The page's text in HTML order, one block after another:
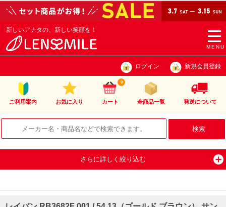
MENU
新しいアナタの、新しい笑顔を！
ログイン 新規会員登録
ご利用案内 お気に入り カート
0
全商品一覧 発送について
さらに詳しく絞り込む